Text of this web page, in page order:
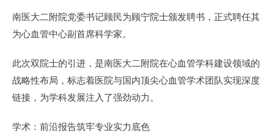
南医大二附院党委书记顾民为顾宁院士颁发聘书，正式聘任其
为心血管中心副首席科学家。
此次双院士的引进，是南医大二附院在心血管学科建设领域的
战略性布局，标志着医院与国内顶尖心血管学术团队实现深度
链接，为学科发展注入了强劲动力。
学术：前沿报告筑牢专业实力底色